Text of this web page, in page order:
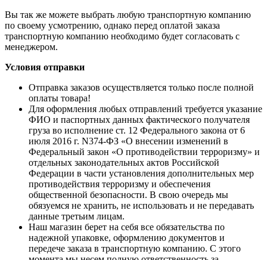
Вы так же можете выбрать любую транспортную компанию
по своему усмотрению, однако перед оплатой заказа
транспортную компанию необходимо будет согласовать с
менеджером.
Условия отправки
Отправка заказов осуществляется только после полной
оплаты товара!
Для оформления любых отправлений требуется указание
ФИО и паспортных данных фактического получателя
груза во исполнение ст. 12 Федерального закона от 6
июля 2016 г. N374-ФЗ «О внесении изменений в
Федеральный закон «О противодействии терроризму» и
отдельных законодательных актов Российской
Федерации в части установления дополнительных мер
противодействия терроризму и обеспечения
общественной безопасности. В свою очередь мы
обязуемся не хранить, не использовать и не передавать
данные третьим лицам.
Наш магазин берет на себя все обязательства по
надежной упаковке, оформлению документов и
передече заказа в транспортную компанию. С этого